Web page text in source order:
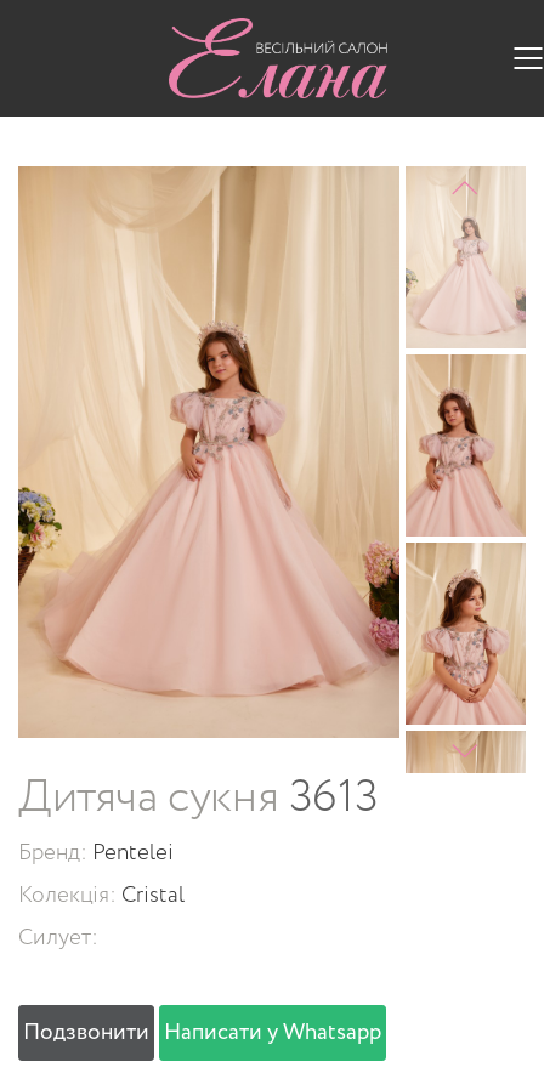
Дитячі сукні/Дитяча сукня 3613
Дитяча сукня 3613
Бренд: Pentelei
Колекція: Cristal
Силует:
Подзвонити Написати у Whatsapp